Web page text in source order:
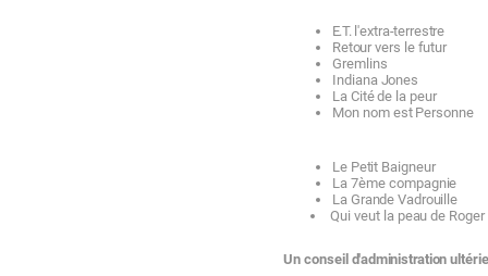
E.T.l'extra-terrestre
Retour vers le futur
Gremlins
Indiana Jones
La Citéde la peur
Monnomest Personne
Le Petit Baigneur
La 7ème compagnie
La Grande Vadrouille
Qui veut la peaude Roger
Un conseil d'administration